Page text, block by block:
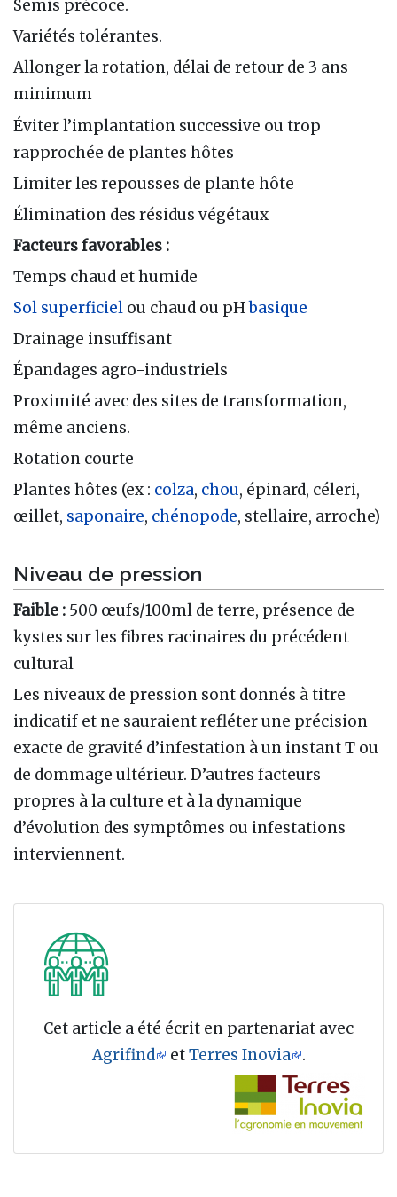
Semis précoce.
Variétés tolérantes.
Allonger la rotation, délai de retour de 3 ans
minimum
Éviter l’implantation successive ou trop
rapprochée de plantes hôtes
Limiter les repousses de plante hôte
Élimination des résidus végétaux
Facteurs favorables :
Temps chaud et humide
Sol superficiel ou chaud ou pHbasique
Drainage insuffisant
Épandages agro-industriels
Proximité avec des sites de transformation,
même anciens.
Rotation courte
Plantes hôtes (ex : colza, chou, épinard, céleri,
œillet, saponaire, chénopode, stellaire, arroche)
Niveau de pression
Faible : 500 œufs/100ml de terre, présence de
kystes sur les fibres racinaires du précédent
cultural
Les niveaux de pression sont donnés à titre
indicatif et ne sauraient refléter une précision
exacte de gravité d’infestation à un instant T ou
de dommage ultérieur. D’autres facteurs
propres à la culture et à la dynamique
d’évolution des symptômes ou infestations
interviennent.
Cet article a été écrit en partenariat avec
Agrifind
etTerres Inovia .